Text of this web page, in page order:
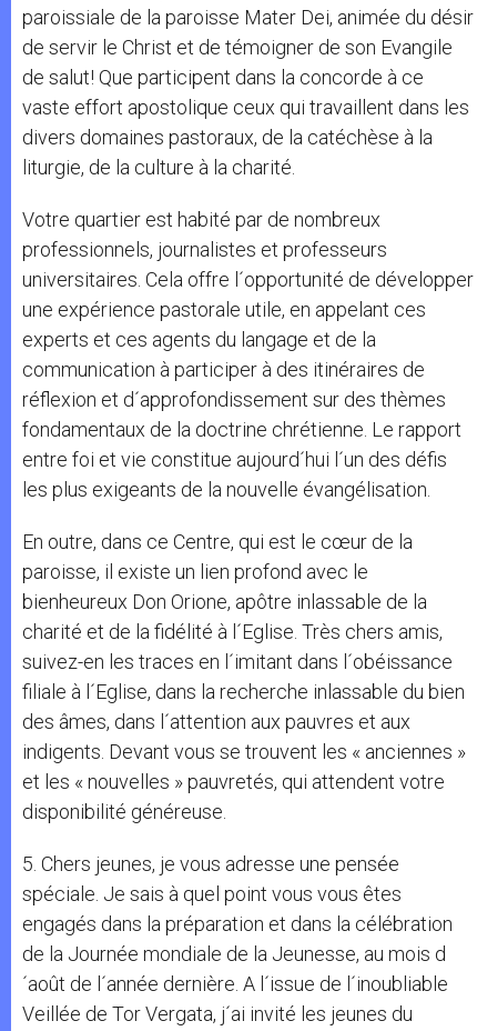
paroissiale de la paroisse Mater Dei, animée du désir
de servir le Christ et de témoigner de son Evangile
de salut! Que participent dans la concorde à ce
vaste effort apostolique ceux qui travaillent dans les
divers domaines pastoraux, de la catéchèse à la
liturgie, de la culture à la charité.
Votre quartier est habité par de nombreux
professionnels, journalistes et professeurs
universitaires. Cela offre l´opportunité de développer
une expérience pastorale utile, en appelant ces
experts et ces agents du langage et de la
communication à participer à des itinéraires de
réflexion et d´approfondissement sur des thèmes
fondamentaux de la doctrine chrétienne. Le rapport
entre foi et vie constitue aujourd´hui l´un des défis
les plus exigeants de la nouvelle évangélisation.
En outre, dans ce Centre, qui est le cœur de la
paroisse, il existe un lien profond avec le
bienheureux Don Orione, apôtre inlassable de la
charité et de la fidélité à l´Eglise. Très chers amis,
suivez-en les traces en l´imitant dans l´obéissance
filiale à l´Eglise, dans la recherche inlassable du bien
des âmes, dans l´attention aux pauvres et aux
indigents. Devant vous se trouvent les « anciennes »
et les « nouvelles » pauvretés, qui attendent votre
disponibilité généreuse.
5. Chers jeunes, je vous adresse une pensée
spéciale. Je sais à quel point vous vous êtes
engagés dans la préparation et dans la célébration
de la Journée mondiale de la Jeunesse, au mois d
´août de l´année dernière. A l´issue de l´inoubliable
Veillée de Tor Vergata, j´ai invité les jeunes du